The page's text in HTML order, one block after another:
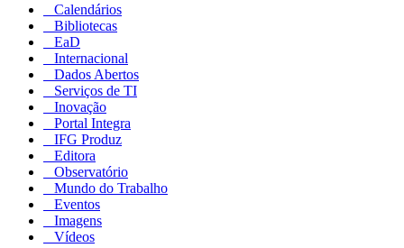
Calendários
Bibliotecas
EaD
Internacional
Dados Abertos
Serviços de TI
Inovação
Portal Integra
IFG Produz
Editora
Observatório
Mundo do Trabalho
Eventos
Imagens
Vídeos